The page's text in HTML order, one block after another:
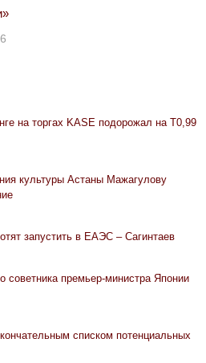
на торгах KASE подорожал на Т0,99
культуры Астаны Мажагулову
запустить в ЕАЭС – Сагинтаев
советника премьер-министра Японии
списком потенциальных